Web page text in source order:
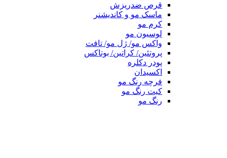
قرص ضدریزش
ماسک مو و کاندیشنر
کرم مو
لوسیون مو
واکس مو/ ژل مو/ تافت
پروتئین/ کراتین/ بوتاکس
پودر دکلره
اکسیدان
فرچه رنگ مو
کیت رنگ مو
رنگ مو